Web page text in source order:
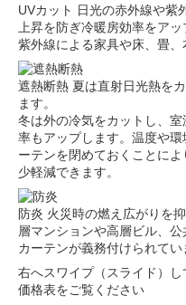
UVカット 日光の赤外線や紫
上昇を防ぎ冷暖房効率をアッ
紫外線による家具や床、畳、
遮熱断熱 夏は直射日光熱を
ます。
冬は外の冷気をカットし、
率もアップします。温度や
ーテンを閉めておくことに
少軽減できます。
防炎 火災時の燃え広がりを
層マンションや高層ビル、
カーテンが義務付けられてい
右へスワイプ（スライド）し
価格表をご覧ください